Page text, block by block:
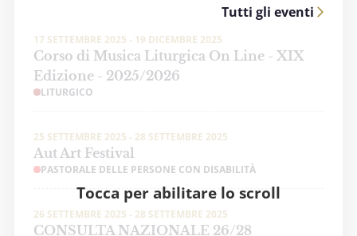
Tutti gli eventi
Tocca per abilitare lo scroll
17 SETTEMBRE 2025 - 19 DICEMBRE 2025
Corso di Musica Liturgica On Line - XIX
Edizione - 2025/2026
LITURGICO
25 SETTEMBRE 2025 - 28 SETTEMBRE 2025
Aut Art Festival
PASTORALE DELLE PERSONE CON DISABILITÀ
26 SETTEMBRE 2025 - 28 SETTEMBRE 2025
CONSULTA NAZIONALE 26/28